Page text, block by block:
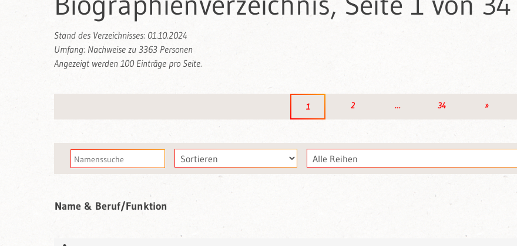
Stand des Verzeichnisses: 01.10.2024
Umfang: Nachweise zu 3363 Personen
Angezeigt werden 100 Einträge pro Seite.
1 2 … 34 »
Suche Sortierreihenfolge
Publikationsreihe
wählen
Name & Beruf/Funktion